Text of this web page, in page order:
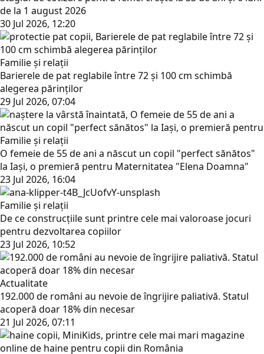
de la 1 august 2026
30 Jul 2026, 12:20
Familie și relații
Barierele de pat reglabile între 72 și 100 cm schimbă
alegerea părinților
29 Jul 2026, 07:04
Familie și relații
O femeie de 55 de ani a născut un copil "perfect sănătos"
la Iași, o premieră pentru Maternitatea "Elena Doamna"
23 Jul 2026, 16:04
Familie și relații
De ce construcțiile sunt printre cele mai valoroase jocuri
pentru dezvoltarea copiilor
23 Jul 2026, 10:52
Actualitate
192.000 de români au nevoie de îngrijire paliativă. Statul
acoperă doar 18% din necesar
21 Jul 2026, 07:11